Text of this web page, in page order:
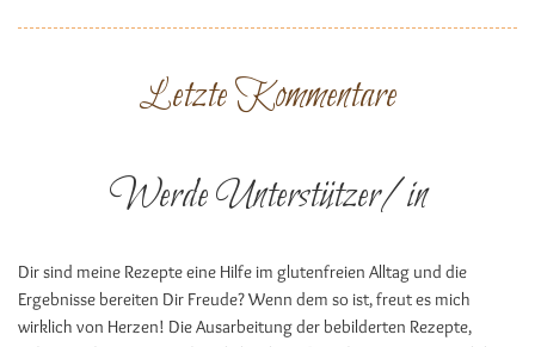
Letzte Kommentare
Werde Unterstützer/in
Dir sind meine Rezepte eine Hilfe im glutenfreien Alltag und die
Ergebnisse bereiten Dir Freude? Wenn dem so ist, freut es mich
wirklich von Herzen! Die Ausarbeitung der bebilderten Rezepte,